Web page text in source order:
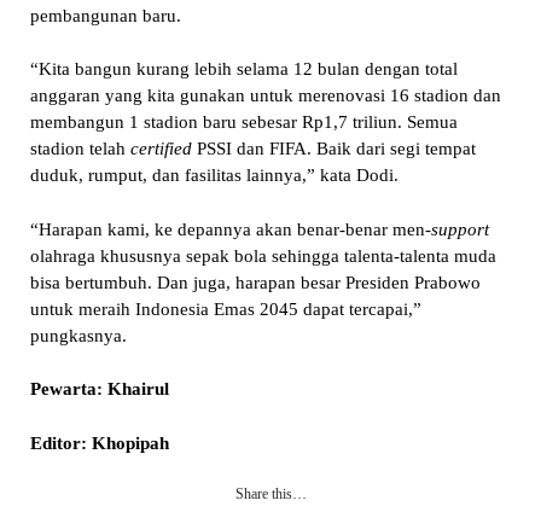
pembangunan baru.
“Kita bangun kurang lebih selama 12 bulan dengan total
anggaran yang kita gunakan untuk merenovasi 16 stadion dan
membangun 1 stadion baru sebesar Rp1,7 triliun. Semua
stadion telah certifiedPSSI dan FIFA. Baik dari segi tempat
duduk, rumput, dan fasilitas lainnya,” kata Dodi.
“Harapan kami, ke depannya akan benar-benar men-support
olahraga khususnya sepak bola sehingga talenta-talenta muda
bisa bertumbuh. Dan juga, harapan besar Presiden Prabowo
untuk meraih Indonesia Emas 2045 dapat tercapai,”
pungkasnya.
Pewarta: Khairul
Editor: Khopipah
Share this…